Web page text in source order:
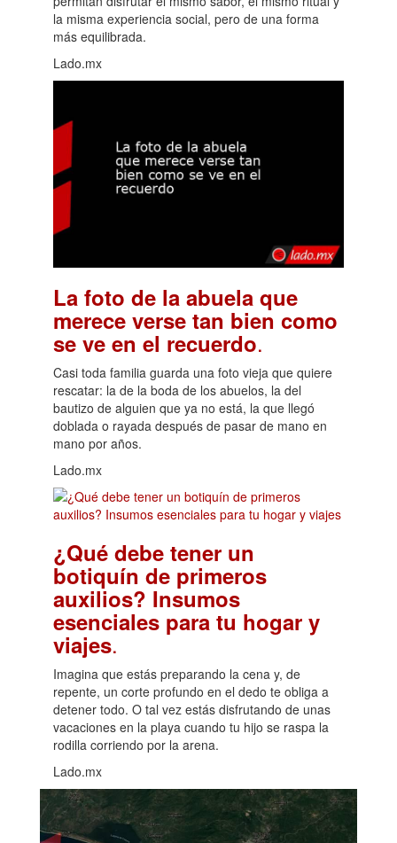
la misma experiencia social, pero de una forma
más equilibrada.
Lado.mx
La foto de la abuela que
merece verse tan bien como
se ve en el recuerdo.
Casi toda familia guarda una foto vieja que quiere
rescatar: la de la boda de los abuelos, la del
bautizo de alguien que ya no está, la que llegó
doblada o rayada después de pasar de mano en
mano por años.
Lado.mx
¿Qué debe tener un
botiquín de primeros
auxilios? Insumos
esenciales para tu hogar y
viajes.
Imagina que estás preparando la cena y, de
repente, un corte profundo en el dedo te obliga a
detener todo. O tal vez estás disfrutando de unas
vacaciones en la playa cuando tu hijo se raspa la
rodilla corriendo por la arena.
Lado.mx